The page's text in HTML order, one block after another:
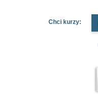
Chci kurzy: